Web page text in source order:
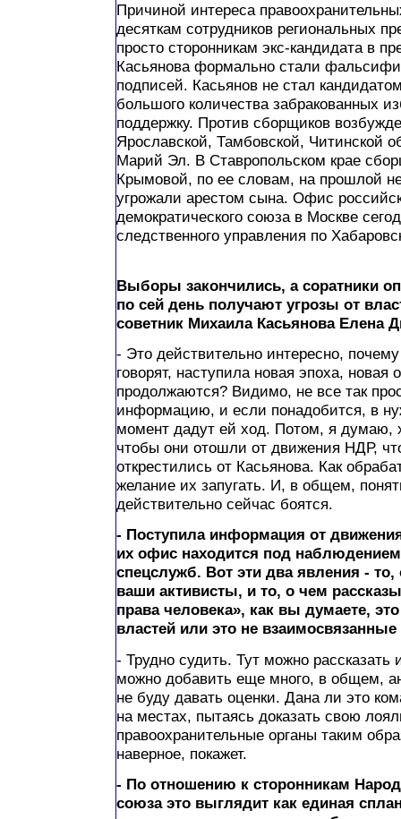
Причиной интереса
десяткам сотрудников региональных
просто сторонникам экс-кандидата в
Касьянова формально стали
подписей. Касьянов не стал
большого количества забракованных
поддержку. Против сборщиков
Ярославской, Тамбовской, Читинской
Марий Эл. В Ставропольском крае
Крымовой, по ее словам, на прошлой
угрожали арестом сына. Офис
демократического союза в Москве
следственного управления по
Выборы закончились, а соратники
по сей день получают угрозы от
советник Михаила Касьянова Елена
- Это действительно интересно, почему
говорят, наступила новая эпоха, новая
продолжаются? Видимо, не все так
информацию, и если понадобится, в
момент дадут ей ход. Потом, я думаю,
чтобы они отошли от движения НДР,
открестились от Касьянова. Как
желание их запугать. И, в общем,
действительно сейчас боятся.
- Поступила информация от
их офис находится под
спецслужб. Вот эти два явления -
ваши активисты, и то, о чем
права человека», как вы думаете,
властей или это не
- Трудно судить. Тут можно рассказать
можно добавить еще много, в общем,
не буду давать оценки. Дана ли это
на местах, пытаясь доказать свою
правоохранительные органы таким
наверное, покажет.
- По отношению к сторонникам
союза это выглядит как единая